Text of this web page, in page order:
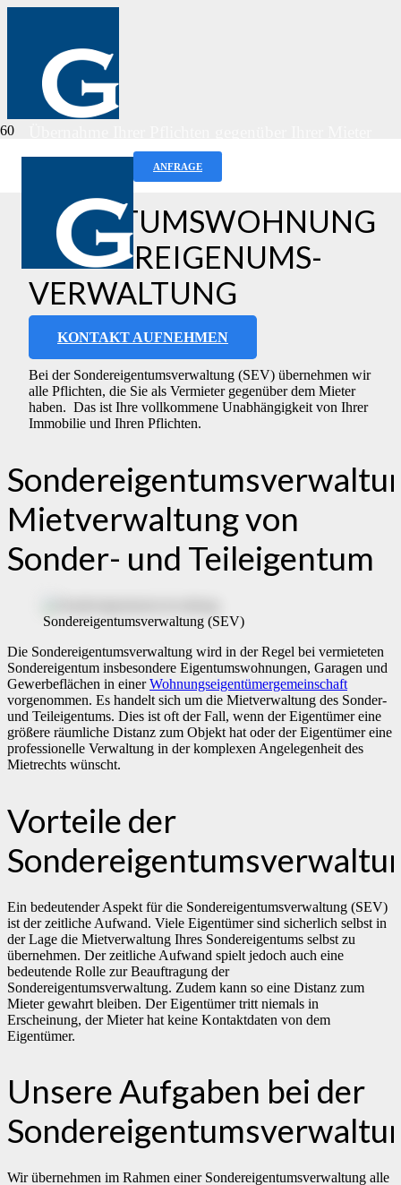
ANFRAGE
EIGENTUMSWOHNUNG
SONDEREIGENUMS-
VERWALTUNG
KONTAKT AUFNEHMEN
Bei der Sondereigentumsverwaltung (SEV) übernehmen wir
alle Pflichten, die Sie als Vermieter gegenüber dem Mieter
haben. Das ist Ihre vollkommene Unabhängigkeit von Ihrer
Immobilie und Ihren Pflichten.
Mietverwaltung von
Sonder- und Teileigentum
Sondereigentumsverwaltung (SEV)
Die Sondereigentumsverwaltung wird in der Regel bei vermieteten
Sondereigentum insbesondere Eigentumswohnungen, Garagen und
Gewerbeflächen in einerWohnungseigentümergemeinschaft
vorgenommen. Es handelt sich um die Mietverwaltung des Sonder-
und Teileigentums. Dies ist oft der Fall, wenn der Eigentümer eine
größere räumliche Distanz zum Objekt hat oder der Eigentümer eine
professionelle Verwaltung in der komplexen Angelegenheit des
Mietrechts wünscht.
Vorteile der
Ein bedeutender Aspekt für die Sondereigentumsverwaltung (SEV)
ist der zeitliche Aufwand. Viele Eigentümer sind sicherlich selbst in
der Lage die Mietverwaltung Ihres Sondereigentums selbst zu
übernehmen. Der zeitliche Aufwand spielt jedoch auch eine
bedeutende Rolle zur Beauftragung der
Sondereigentumsverwaltung. Zudem kann so eine Distanz zum
Mieter gewahrt bleiben. Der Eigentümer tritt niemals in
Erscheinung, der Mieter hat keine Kontaktdaten von dem
Eigentümer.
Unsere Aufgaben bei der
Wir übernehmen im Rahmen einer Sondereigentumsverwaltung alle